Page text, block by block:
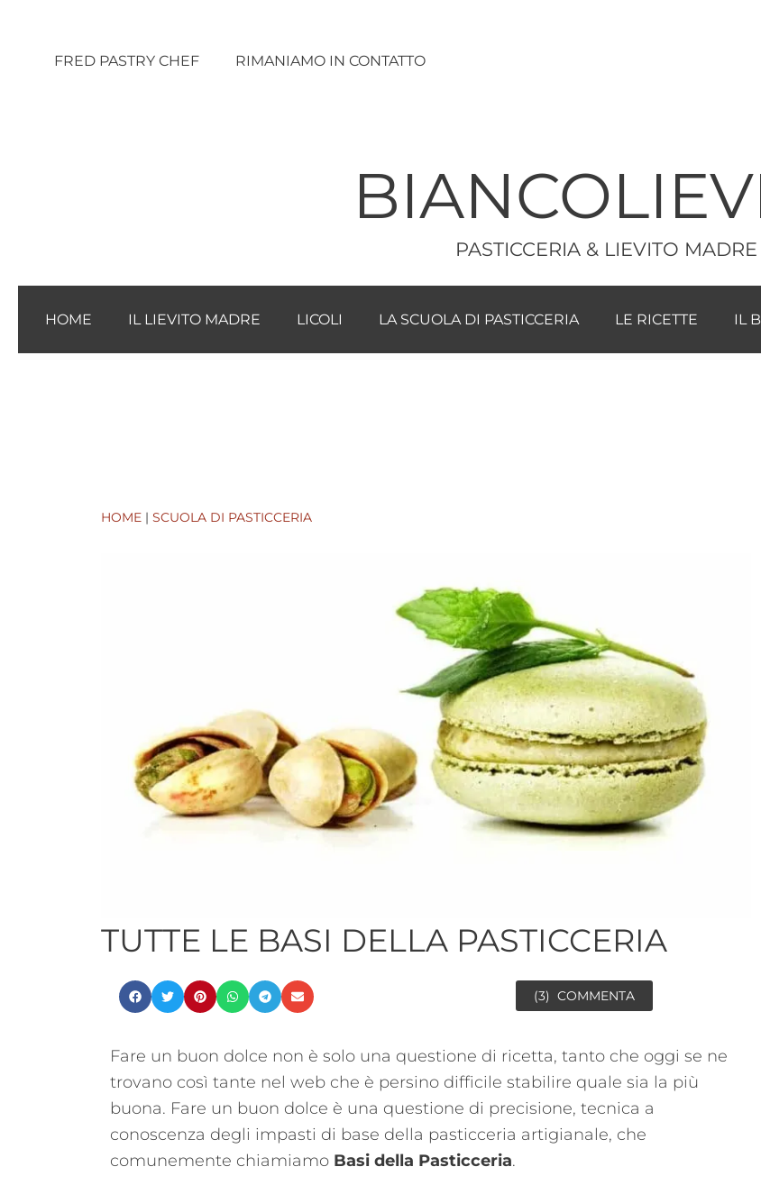
contenutoFRED PASTRY CHEF RIMANIAMO IN CONTATTO
PASTICCERIA & LIEVITO MADRE
HOME IL LIEVITO MADRE LICOLI LA SCUOLA DI PASTICCERIA LE RICETTE IL
HOME | SCUOLA DI PASTICCERIA
TUTTE LE BASI DELLA PASTICCERIA
(3) COMMENTA
Fare un buon dolce non è solo una questione di ricetta, tanto che oggi se ne
trovano così tante nel web che è persino difficile stabilire quale sia la più
buona. Fare un buon dolce è una questione di precisione, tecnica a
conoscenza degli impasti di base della pasticceria artigianale, che
comunemente chiamiamo Basi della Pasticceria.